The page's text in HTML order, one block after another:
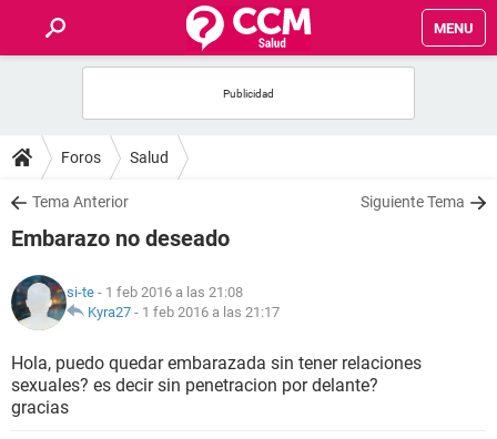
MENU
FOROS
SALUD
NUTRICIÓN
BIENESTAR
Foros Salud
Tema Anterior Siguiente Tema
Embarazo no deseado
si-te - 1 feb 2016 a las 21:08
Kyra27 - 1 feb 2016 a las 21:17
Hola, puedo quedar embarazada sin tener relaciones
sexuales? es decir sin penetracion por delante?
gracias